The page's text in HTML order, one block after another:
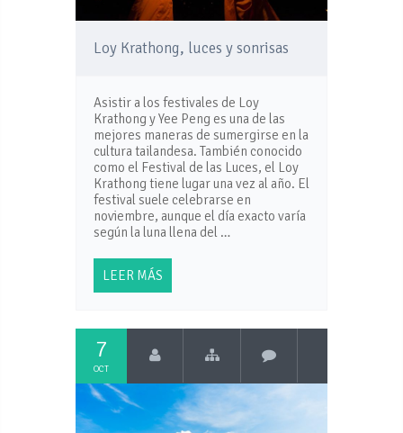
Loy Krathong, luces y sonrisas
Asistir a los festivales de Loy
Krathong y Yee Peng es una de las
mejores maneras de sumergirse en la
cultura tailandesa. También conocido
como el Festival de las Luces, el Loy
Krathong tiene lugar una vez al año. El
festival suele celebrarse en
noviembre, aunque el día exacto varía
según la luna llena del …
LEER MÁS
7
OCT